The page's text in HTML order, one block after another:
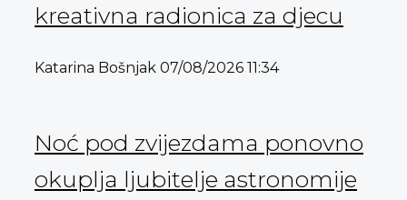
kreativna radionica za djecu
Katarina Bošnjak 07/08/2026 11:34
Noć pod zvijezdama ponovno
okuplja ljubitelje astronomije